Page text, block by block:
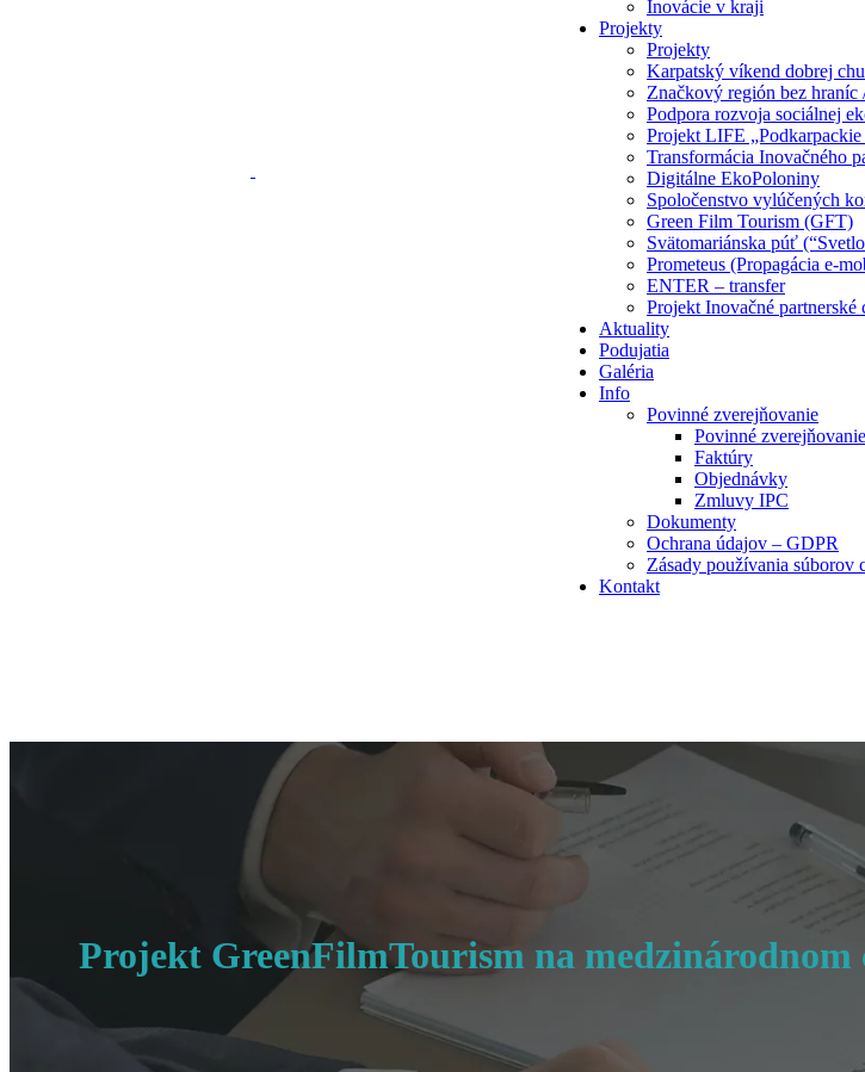
Inovácie v kraji
Projekty
Projekty
Karpatský víkend dobrej
Značkový región bez
Podpora rozvoja sociálnej
Projekt LIFE
Transformácia Inovačného
Digitálne EkoPoloniny
Spoločenstvo vylúčených
Green Film Tourism (GFT)
Svätomariánska púť
Prometeus (Propagácia e-
ENTER – transfer
Projekt Inovačné partnerské
Aktuality
Podujatia
Galéria
Info
Povinné zverejňovanie
Povinné zverejňovanie
Faktúry
Objednávky
Zmluvy IPC
Dokumenty
Ochrana údajov – GDPR
Zásady používania súborov
Kontakt
Projekt GreenFilmTourism na